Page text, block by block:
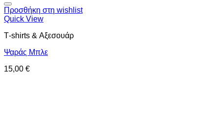
Προσθήκη στη wishlist
Quick View
Τ-shirts & Αξεσουάρ
Ψαράς Μπλε
15,00 €